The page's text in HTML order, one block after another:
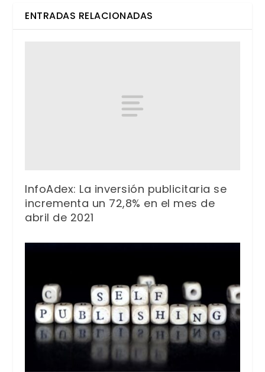
ENTRADAS RELACIONADAS
InfoAdex: La inversión publicitaria se
incrementa un 72,8% en el mes de
abril de 2021